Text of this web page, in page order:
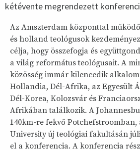
kétévente megrendezett
Az Amszterdam központtal
és holland teológusok
célja, hogy összefogja és
a világ református teológusait. A
közösség immár kilencedik
Hollandia, Dél-Afrika, az Egyesült
Dél-Korea, Kolozsvár és
Afrikában találkozik. A
140km-re fekvő Potchefstroomban,
University új teológiai fakultásán
el a konferencia. A konferencia